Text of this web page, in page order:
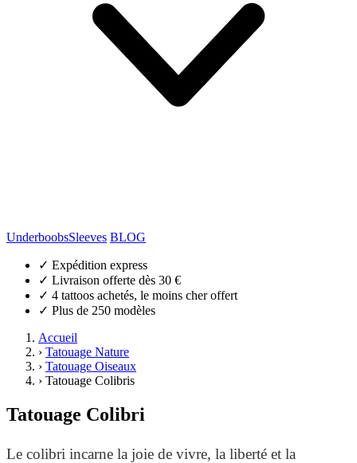
UnderboobsSleeves BLOG
✓ Expédition express
✓ Livraison offerte dès 30 €
✓ 4 tattoos achetés, le moins cher offert
✓ Plus de 250 modèles
Accueil
› Tatouage Nature
› Tatouage Oiseaux
› Tatouage Colibris
Tatouage Colibri
Le colibri incarne la joie de vivre, la liberté et la